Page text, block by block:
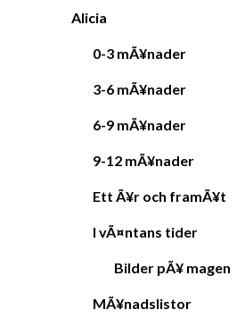
Alicia
0-3 mÃ¥nader
3-6 mÃ¥nader
6-9 mÃ¥nader
9-12 mÃ¥nader
Ett Ã¥r och framÃ¥t
I vÃ¤ntans tider
Bilder pÃ¥ magen
MÃ¥nadslistor